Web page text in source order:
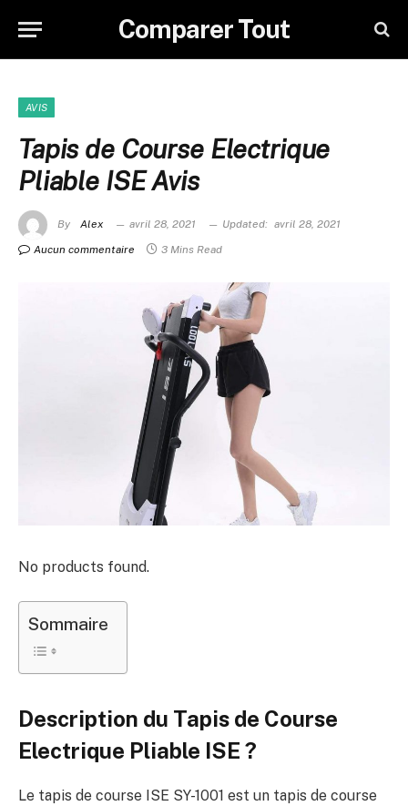
Comparer Tout
AVIS
Tapis de Course Electrique
Pliable ISE Avis
By Alex avril 28, 2021 Updated: avril 28, 2021
Aucun commentaire
3 Mins Read
No products found.
Sommaire
Description du Tapis de Course
Electrique Pliable ISE ?
Le tapis de course ISE SY-1001 est un tapis de course